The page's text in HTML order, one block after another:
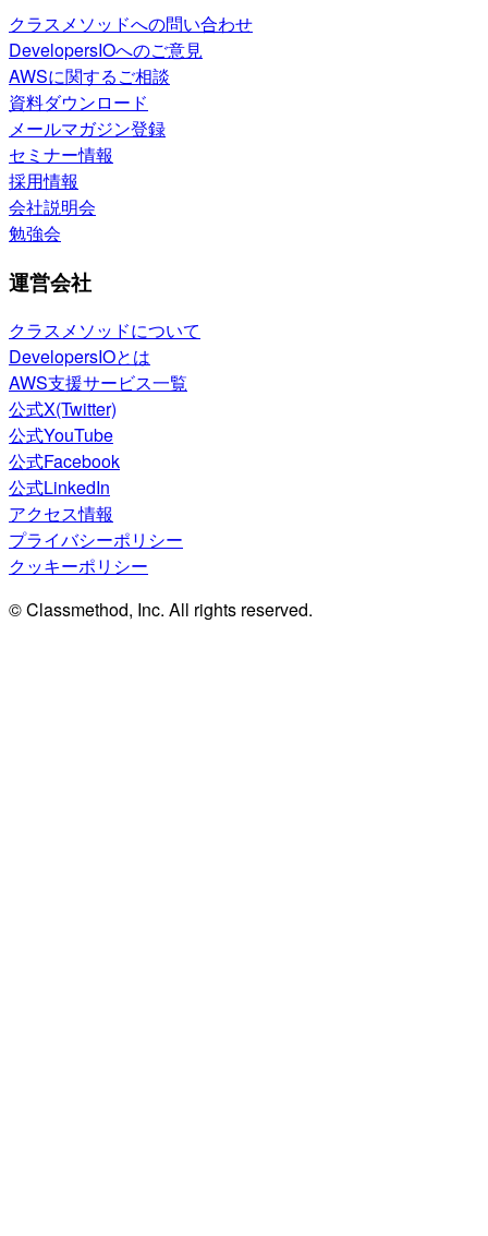
クラスメソッドへの問い合わせ
DevelopersIOへのご意見
AWSに関するご相談
資料ダウンロード
メールマガジン登録
セミナー情報
採用情報
会社説明会
勉強会
運営会社
クラスメソッドについて
DevelopersIOとは
AWS支援サービス一覧
公式X(Twitter)
公式YouTube
公式Facebook
公式LinkedIn
アクセス情報
プライバシーポリシー
クッキーポリシー
© Classmethod, Inc. All rights reserved.